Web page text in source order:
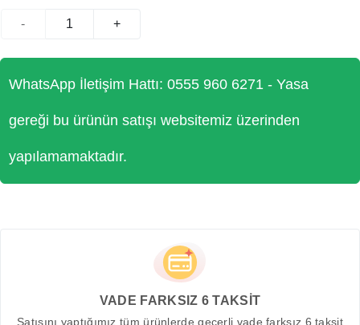
- +
WhatsApp İletişim Hattı: 0555 960 6271 - Yasa
gereği bu ürünün satışı websitemiz üzerinden
yapılamamaktadır.
VADE FARKSIZ 6 TAKSİT
Satışını yaptığımız tüm ürünlerde geçerli vade farksız 6 taksit